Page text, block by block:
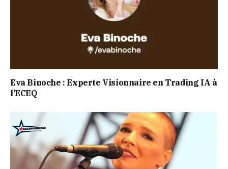
Eva Binoche : Experte Visionnaire en Trading IA à
l’ECEQ